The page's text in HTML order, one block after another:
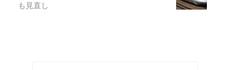
も見直し